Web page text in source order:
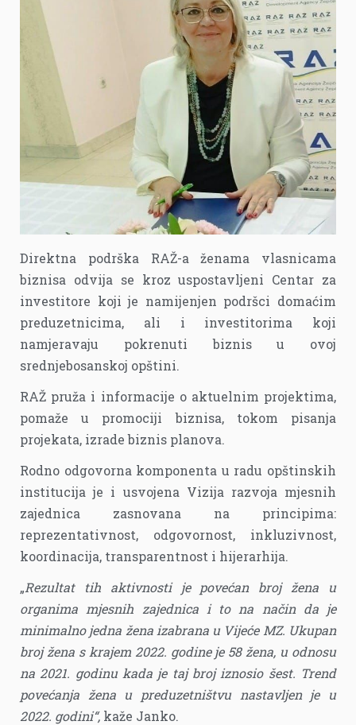
Direktna podrška RAŽ-a ženama vlasnicama
biznisa odvija se kroz uspostavljeni Centar za
investitore koji je namijenjen podršci domaćim
preduzetnicima, ali i investitorima koji
namjeravaju pokrenuti biznis u ovoj
srednjebosanskoj opštini.
RAŽ pruža i informacije o aktuelnim projektima,
pomaže u promociji biznisa, tokom pisanja
projekata, izrade biznis planova.
Rodno odgovorna komponenta u radu opštinskih
institucija je i usvojena Vizija razvoja mjesnih
zajednica zasnovana na principima:
reprezentativnost, odgovornost, inkluzivnost,
koordinacija, transparentnost i hijerarhija.
„Rezultat tih aktivnosti je povećan broj žena u
organima mjesnih zajednica i to na način da je
minimalno jedna žena izabrana u Vijeće MZ. Ukupan
broj žena s krajem 2022. godine je 58 žena, u odnosu
na 2021. godinu kada je taj broj iznosio šest. Trend
povećanja žena u preduzetništvu nastavljen je u
2022. godini“, kaže Janko.